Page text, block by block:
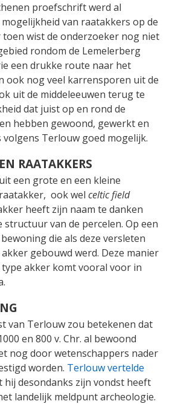
proefschrift werd al
van raatakkers op de
toen wist de onderzoeker nog niet
rondom de Lemelerberg
een drukke route naar het
ook nog veel karrensporen uit de
uit de middeleeuwen terug te
dat juist op en rond de
hebben gewoond, gewerkt en
volgens Terlouw goed mogelijk.
RAATAKKERS
een grote en een kleine
ook wel celtic field
heeft zijn naam te danken
van de percelen. Op een
die als deze versleten
gebouwd werd. Deze manier
akker komt vooral voor in
van Terlouw zou betekenen dat
en 800 v. Chr. al bewoond
nog door wetenschappers nader
worden. Terlouw vertelde
hij desondanks zijn vondst heeft
landelijk meldpunt archeologie.